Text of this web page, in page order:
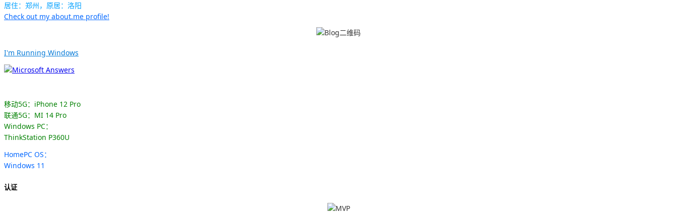
居住：郑州，原居：洛阳
Check out my about.me profile!
I'm Running Windows
移动5G：iPhone 12 Pro
联通5G：MI 14 Pro
Windows PC：
ThinkStation P360U
HomePC OS：
Windows 11
认证